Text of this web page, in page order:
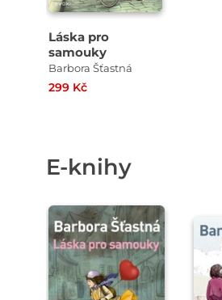
Láska pro
samouky
Barbora Šťastná
299 Kč
E-knihy